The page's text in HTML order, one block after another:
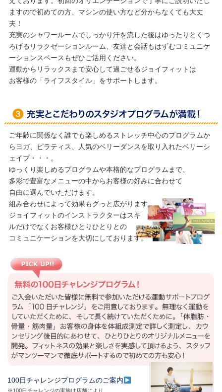
組み合わせによって効果もグっと広がります。
ジョイフィットのインストラクターはスキ
ルだけでなくお客様ひとりひとりとの
コミュニケーションを大切にしております。
※100日チャレンジの実施は店舗により
異なります。
見学・体験のご案内
ぜひ一度、お気軽に店舗へ見学・体験にいらしてください。
経験豊富なスタッフが丁寧に施設やプログラムのご案内をさせていた
だきます。お客様に合わせたプログラムをご提案させていただきま
す。